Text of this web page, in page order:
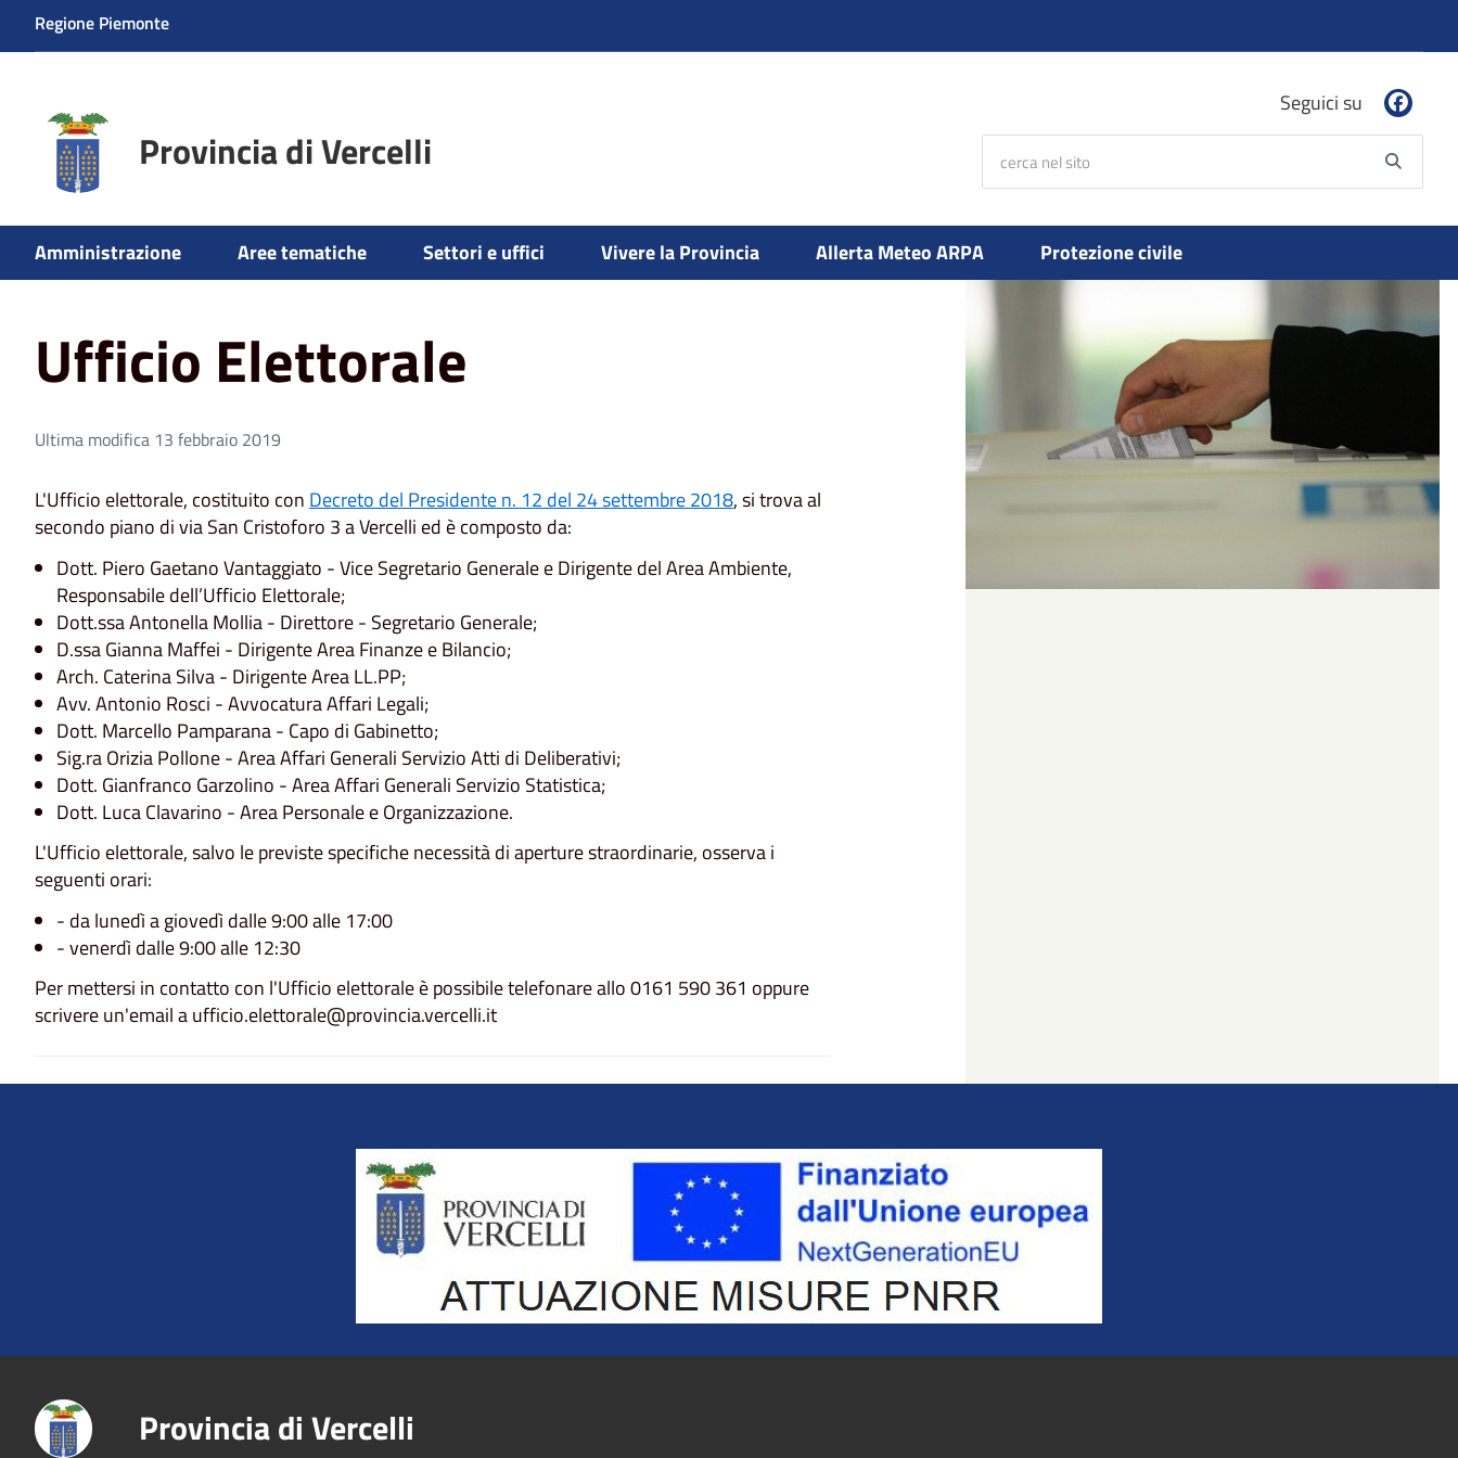
Regione Piemonte
Provincia di Vercelli
Seguici su
Amministrazione Aree tematiche Settori e uffici Vivere la Provincia Allerta Meteo ARPA Protezione civile
Home Ufficio Elettorale
Ufficio Elettorale
Ultima modifica 13 febbraio 2019
L'Ufficio elettorale, costituito con Decreto del Presidente n. 12 del 24 settembre 2018, si trova al
secondo piano di via San Cristoforo 3 a Vercelli ed è composto da:
Dott. Piero Gaetano Vantaggiato - Vice Segretario Generale e Dirigente del Area Ambiente,
Responsabile dell’Ufficio Elettorale;
Dott.ssa Antonella Mollia - Direttore - Segretario Generale;
D.ssa Gianna Maffei - Dirigente Area Finanze e Bilancio;
Arch. Caterina Silva - Dirigente Area LL.PP;
Avv. Antonio Rosci - Avvocatura Affari Legali;
Dott. Marcello Pamparana - Capo di Gabinetto;
Sig.ra Orizia Pollone - Area Affari Generali Servizio Atti di Deliberativi;
Dott. Gianfranco Garzolino - Area Affari Generali Servizio Statistica;
Dott. Luca Clavarino - Area Personale e Organizzazione.
L'Ufficio elettorale, salvo le previste specifiche necessità di aperture straordinarie, osserva i
seguenti orari:
- da lunedì a giovedì dalle 9:00 alle 17:00
- venerdì dalle 9:00 alle 12:30
Per mettersi in contatto con l'Ufficio elettorale è possibile telefonare allo 0161 590 361 oppure
scrivere un'email a ufficio.elettorale@provincia.vercelli.it
Title
Provincia di Vercelli